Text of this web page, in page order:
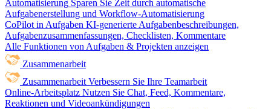
Automatisierung Sparen Sie Zeit durch automatische
Aufgabenerstellung und Workflow-Automatisierung
CoPilot in Aufgaben KI-generierte Aufgabenbeschreibungen,
Aufgabenzusammenfassungen, Checklisten, Kommentare
Alle Funktionen von Aufgaben & Projekten anzeigen
Zusammenarbeit
Zusammenarbeit Verbessern Sie Ihre Teamarbeit
Online-Arbeitsplatz Nutzen Sie Chat, Feed, Kommentare,
Reaktionen und Videoankündigungen